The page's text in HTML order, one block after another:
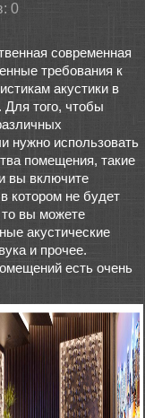
0
современная
требования к
акустики в
Для того, чтобы
нужно использовать
помещения, такие
вы включите
котором не будет
то вы можете
акустические
и прочее.
есть очень